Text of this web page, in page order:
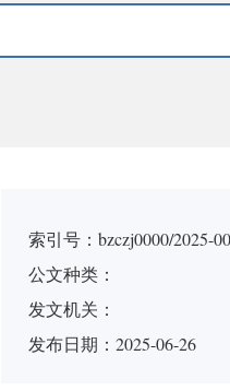
索引号：bzczj0000/2025-
公文种类：
发文机关：
发布日期：2025-06-26